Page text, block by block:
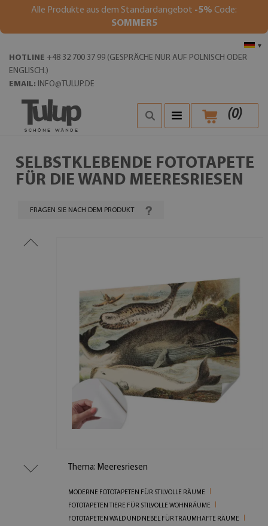
Alle Produkte aus dem Standardangebot -5% Code:
SOMMER5
▾
HOTLINE +48 32 700 37 99 (GESPRÄCHE NUR AUF POLNISCH ODER
ENGLISCH.)
EMAIL: INFO@TULUP.DE
(0)
SELBSTKLEBENDE FOTOTAPETE
FÜR DIE WAND MEERESRIESEN
FRAGEN SIE NACH DEM PRODUKT
Thema: Meeresriesen
MODERNE FOTOTAPETEN FÜR STILVOLLE RÄUME
FOTOTAPETEN TIERE FÜR STILVOLLE WOHNRÄUME
FOTOTAPETEN WALD UND NEBEL FÜR TRAUMHAFTE RÄUME